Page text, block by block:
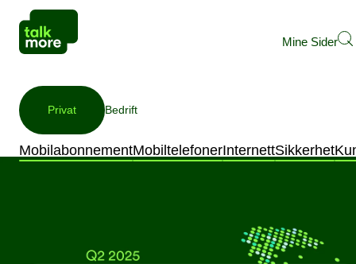
Privat Bedrift
Mine Sider
MobilabonnementMobiltelefonerInternettSikkerhet